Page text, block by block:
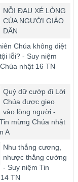
NỖI ĐAU XÉ LÒNG
CỦA NGƯỜI GIÁO
DÂN
Chúa không diệt
lỗi? - Suy niệm
nhật 16 TN
Quỷ dữ cướp đi Lời
Chúa được gieo
vào lòng người -
mừng Chúa nhật
A
Nhu thắng cương,
nhược thắng cường
- Suy niệm Tin
TN